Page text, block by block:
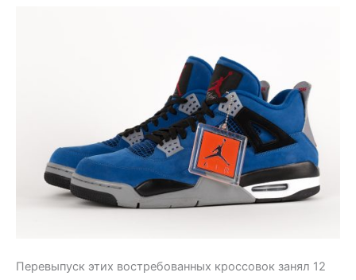
Перевыпуск этих востребованных кроссовок занял 12